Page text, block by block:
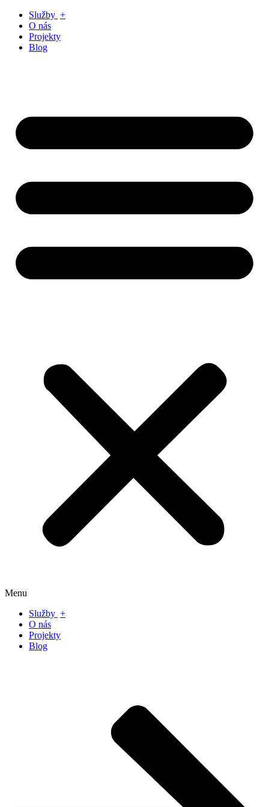
Preskočiť
obsah
Služby +
O nás
Projekty
Blog
Menu
Služby +
O nás
Projekty
Blog